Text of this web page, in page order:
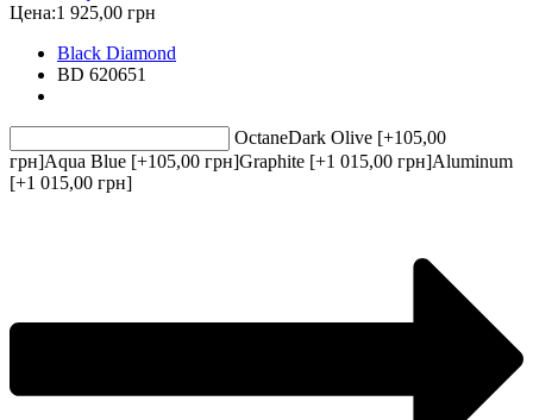
Цена:1 925,00 грн
Black Diamond
BD 620651
OctaneDark Olive [+105,00
грн]Aqua Blue [+105,00 грн]Graphite [+1 015,00 грн]Aluminum
[+1 015,00 грн]